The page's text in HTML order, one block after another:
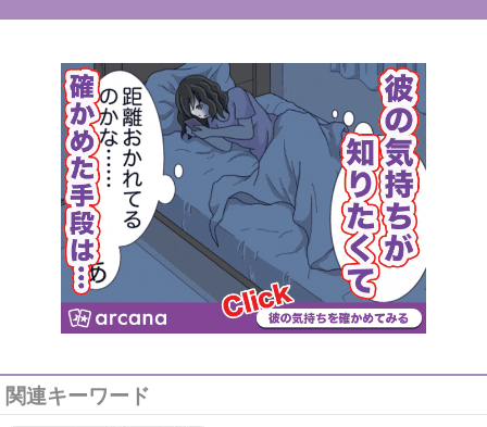
関連キーワード